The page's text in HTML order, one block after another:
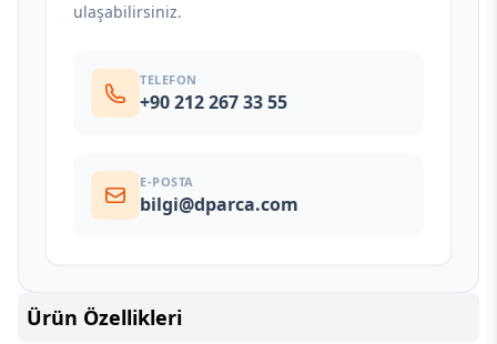
ulaşabilirsiniz.
TELEFON
+90 212 267 33 55
E-POSTA
bilgi@dparca.com
Ürün Özellikleri